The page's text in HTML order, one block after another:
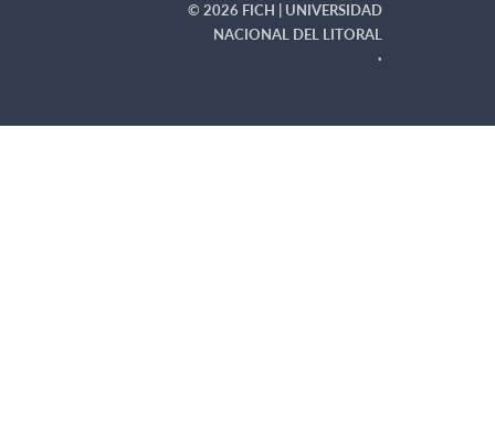
© 2026 FICH | UNIVERSIDAD
NACIONAL DEL LITORAL
·